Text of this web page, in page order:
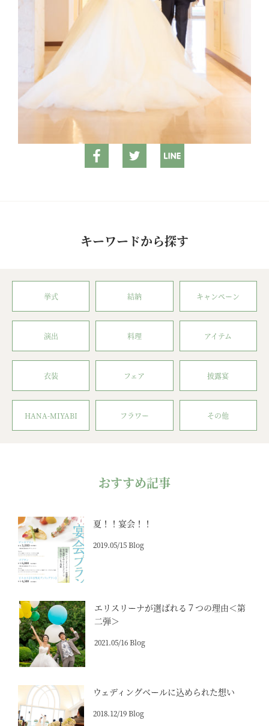
キーワードから探す
挙式 結納 キャンペーン
演出 料理 アイテム
衣装 フェア 披露宴
HANA-MIYABI フラワー その他
おすすめ記事
夏！！宴会！！
2019.05/15 Blog
エリスリーナが選ばれる７つの理由＜第
二弾＞
2021.05/16 Blog
ウェディングベールに込められた想い
2018.12/19 Blog